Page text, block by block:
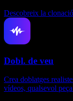
Descobreix la clonació
Dobl. de veu
Crea doblatges
vídeos, qualsevol